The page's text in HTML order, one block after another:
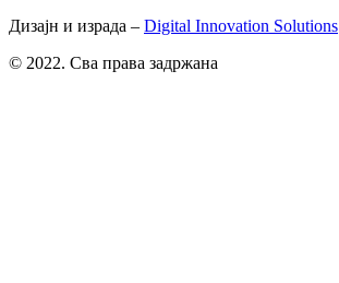
Дизајн и израда – Digital Innovation Solutions
© 2022. Сва права задржана